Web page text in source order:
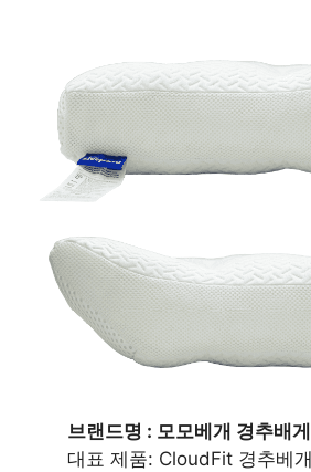
브랜드명 : 모모베개 경추배게
대표 제품: CloudFit 경추베개